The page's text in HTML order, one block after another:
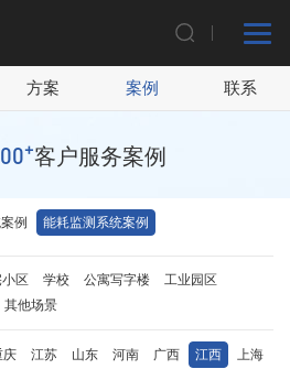
方案 案例 联系
+客户服务案例
例 能耗监测系统案例
区 学校 公寓写字楼
工业园区
其他场景
庆 江苏 山东 河南 广西 江西
上海